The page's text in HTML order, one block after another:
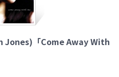
Jones)「Come Away With